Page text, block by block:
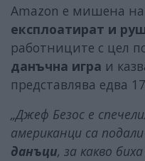
Amazon е мишена на
експлоатират и
работниците с цел
данъчна игра и
представлява едва
„Джеф Безос е
американци са
данъци, за какво